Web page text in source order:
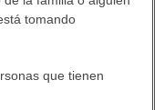
tomando
que tienen